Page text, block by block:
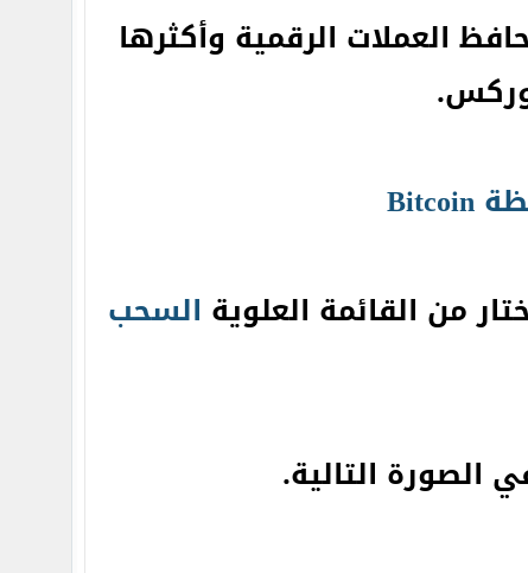
العملات الرقمية وأكثرها
من القائمة العلوية السحب
الصورة التالية.